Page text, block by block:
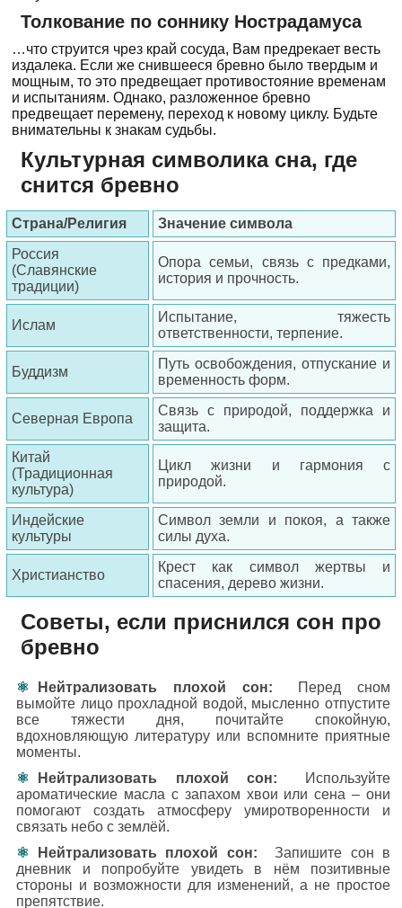
Толкование по соннику Нострадамуса
…что струится чрез край сосуда, Вам предрекает весть
издалека. Если же снившееся бревно было твердым и
мощным, то это предвещает противостояние временам
и испытаниям. Однако, разложенное бревно
предвещает перемену, переход к новому циклу. Будьте
внимательны к знакам судьбы.
Культурная символика сна, где
снится бревно
Страна/Религия
Значение символа
Россия
(Славянские
традиции)
Опора семьи, связь с предками,
история и прочность.
Ислам
Испытание, тяжесть
ответственности, терпение.
Буддизм
Путь освобождения, отпускание и
временность форм.
Северная Европа
Связь с природой, поддержка и
защита.
Китай
(Традиционная
культура)
Цикл жизни и гармония с
природой.
Индейские
культуры
Символ земли и покоя, а также
силы духа.
Христианство
Крест как символ жертвы и
спасения, дерево жизни.
Советы, если приснился сон про
бревно
Нейтрализовать плохой сон:
Перед сном
вымойте лицо прохладной водой, мысленно отпустите
все тяжести дня, почитайте спокойную,
вдохновляющую литературу или вспомните приятные
моменты.
Нейтрализовать плохой сон:
Используйте
ароматические масла с запахом хвои или сена – они
помогают создать атмосферу умиротворенности и
связать небо с землёй.
Нейтрализовать плохой сон:
Запишите сон в
дневник и попробуйте увидеть в нём позитивные
стороны и возможности для изменений, а не простое
препятствие.